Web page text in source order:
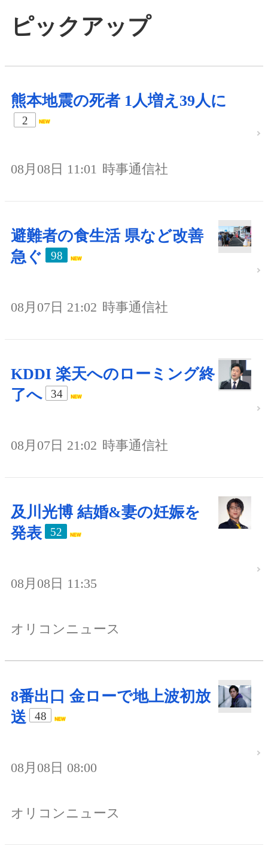
ピックアップ
熊本地震の死者 1人増え39人に
2
08月08日 11:01 時事通信社
避難者の食生活 県など改善
急ぐ
98
08月07日 21:02 時事通信社
KDDI 楽天へのローミング終
了へ
34
08月07日 21:02 時事通信社
及川光博 結婚&妻の妊娠を
発表
52
08月08日 11:35
オリコンニュース
8番出口 金ローで地上波初放
送
48
08月08日 08:00
オリコンニュース